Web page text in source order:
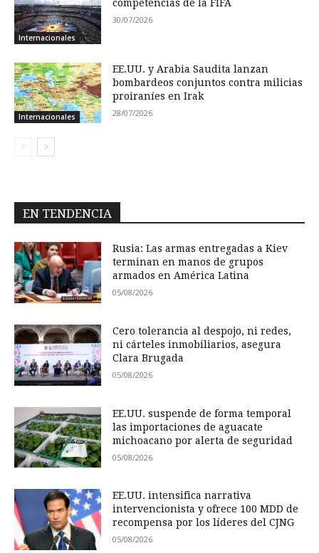
Internacionales
competencias de la FIFA
30/07/2026
Internacionales
EE.UU. y Arabia Saudita lanzan
bombardeos conjuntos contra milicias
proiraníes en Irak
28/07/2026
EN TENDENCIA
Rusia: Las armas entregadas a Kiev
terminan en manos de grupos
armados en América Latina
05/08/2026
Cero tolerancia al despojo, ni redes,
ni cárteles inmobiliarios, asegura
Clara Brugada
05/08/2026
EE.UU. suspende de forma temporal
las importaciones de aguacate
michoacano por alerta de seguridad
05/08/2026
EE.UU. intensifica narrativa
intervencionista y ofrece 100 MDD de
recompensa por los líderes del CJNG
05/08/2026